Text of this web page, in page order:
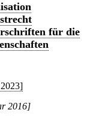
für die
2016]